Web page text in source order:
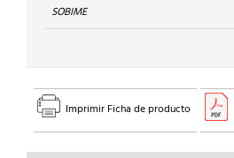
SOBIME
Imprimir Ficha de producto